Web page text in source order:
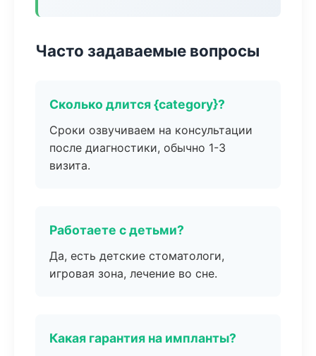
Часто задаваемые вопросы
Сколько длится {category}?
Сроки озвучиваем на консультации
после диагностики, обычно 1-3
визита.
Работаете с детьми?
Да, есть детские стоматологи,
игровая зона, лечение во сне.
Какая гарантия на импланты?